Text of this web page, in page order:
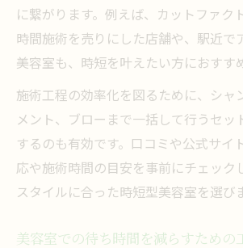
に繋がります。例えば、カットファク
時間施術を売りにした店舗や、駅近で
美容室も、時短を叶えたい方におすす
施術工程の効率化を図るために、シャ
メント、ブローまで一括して行うセッ
するのも有効です。口コミや公式サイ
応や施術時間の目安を事前にチェック
スタイルに合った時短型美容室を選び
美容室での待ち時間を減らすための